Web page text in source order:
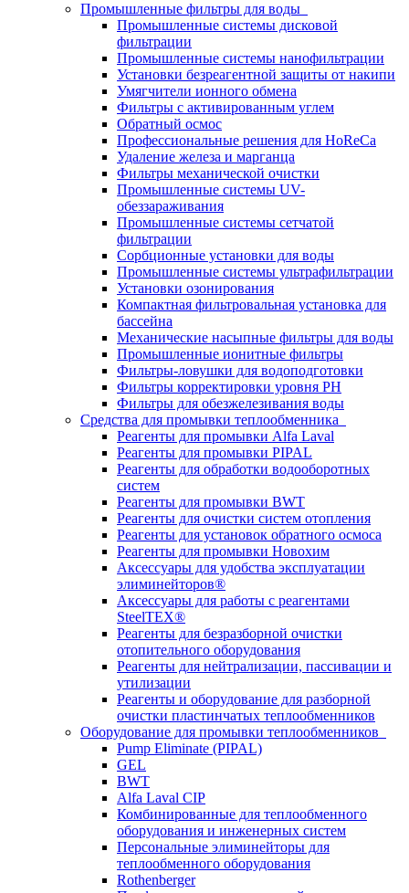
Промышленные фильтры для воды
Промышленные системы дисковой
фильтрации
Промышленные системы нанофильтрации
Установки безреагентной защиты от накипи
Умягчители ионного обмена
Фильтры с активированным углем
Обратный осмос
Профессиональные решения для HoReCa
Удаление железа и марганца
Фильтры механической очистки
Промышленные системы UV-
обеззараживания
Промышленные системы сетчатой
фильтрации
Сорбционные установки для воды
Промышленные системы ультрафильтрации
Установки озонирования
Компактная фильтровальная установка для
бассейна
Механические насыпные фильтры для воды
Промышленные ионитные фильтры
Фильтры-ловушки для водоподготовки
Фильтры корректировки уровня PH
Фильтры для обезжелезивания воды
Средства для промывки теплообменника
Реагенты для промывки Alfa Laval
Реагенты для промывки PIPAL
Реагенты для обработки водооборотных
систем
Реагенты для промывки BWT
Реагенты для очистки систем отопления
Реагенты для установок обратного осмоса
Реагенты для промывки Новохим
Аксессуары для удобства эксплуатации
элиминейторов®
Аксессуары для работы с реагентами
SteelTEX®
Реагенты для безразборной очистки
отопительного оборудования
Реагенты для нейтрализации, пассивации и
утилизации
Реагенты и оборудование для разборной
очистки пластинчатых теплообменников
Оборудование для промывки теплообменников
Pump Eliminate (PIPAL)
GEL
BWT
Alfa Laval CIP
Комбинированные для теплообменного
оборудования и инженерных систем
Персональные элиминейторы для
теплообменного оборудования
Rothenberger